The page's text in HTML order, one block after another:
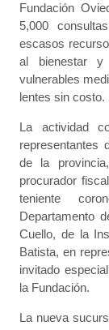
Fundación
5,000
escasos
al bienestar y
vulnerables
lentes sin costo.
La actividad
representantes
de la
procurador
teniente
Departamento
Cuello, de la
Batista, en
invitado
la Fundación.
La nueva